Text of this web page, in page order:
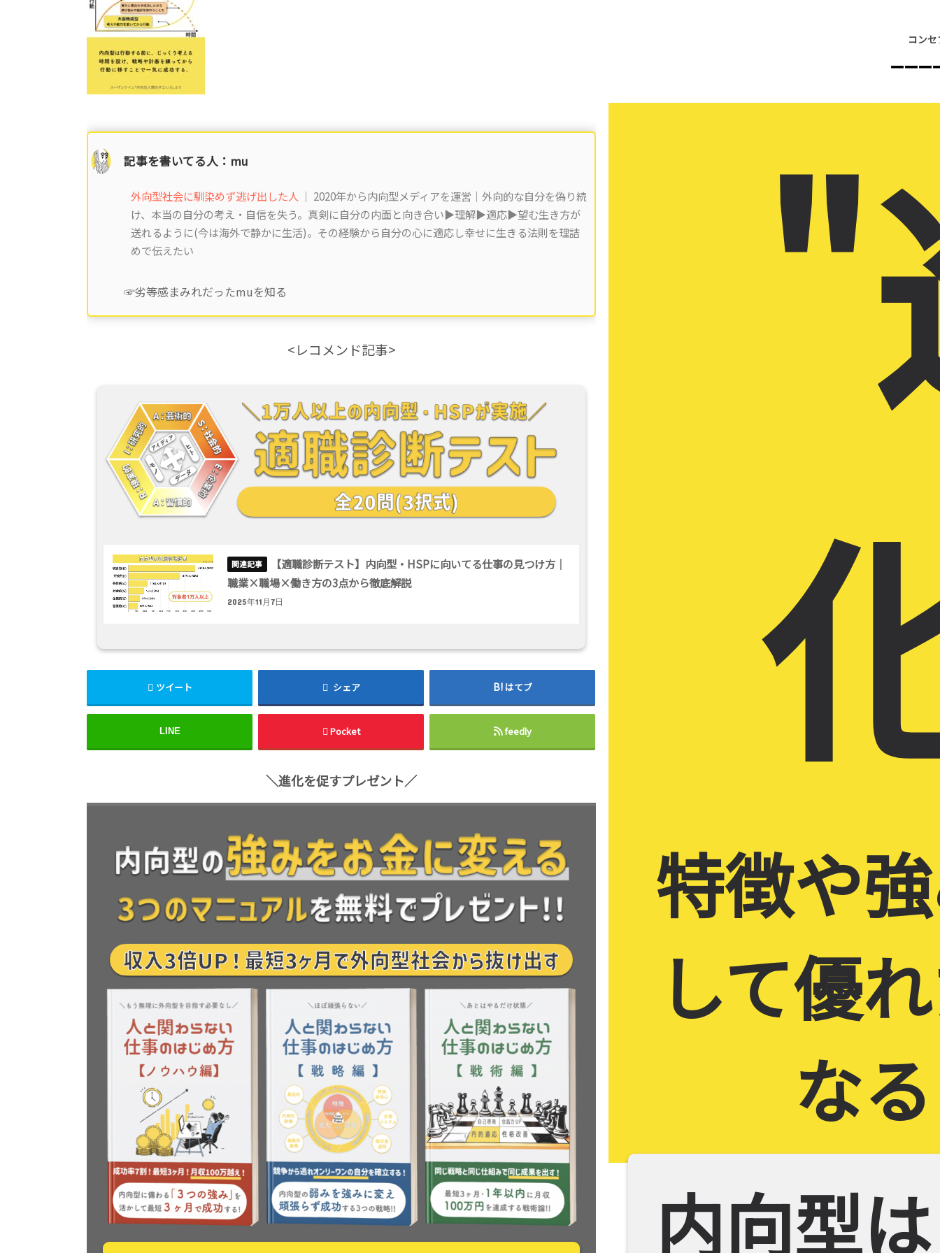
記事を書いてる人：mu
外向型社会に馴染めず逃げ出した人 ｜ 2020年から内向型メディアを運営｜外向的な自分を偽り続
け、本当の自分の考え・自信を失う。真剣に自分の内面と向き合い▶︎理解▶︎適応▶︎望む生き方が
送れるように(今は海外で静かに生活)。その経験から自分の心に適応し幸せに生きる法則を理詰
めで伝えたい
☞劣等感まみれだったmuを知る
<レコメンド記事>
【適職診断テスト】内向型・HSPに向いてる仕事の見つけ方｜
職業×職場×働き方の3点から徹底解説
2025年11月7日
ツイート シェア はてブ
LINE Pocket feedly
＼進化を促すプレゼント／
コン
"
特徴や
して優
な
内向型